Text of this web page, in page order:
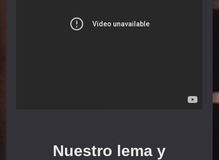
Nuestro lema y